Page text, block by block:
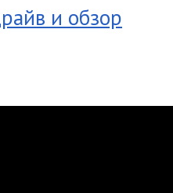
и обзор